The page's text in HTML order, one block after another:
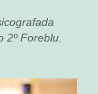
2º Foreblu.